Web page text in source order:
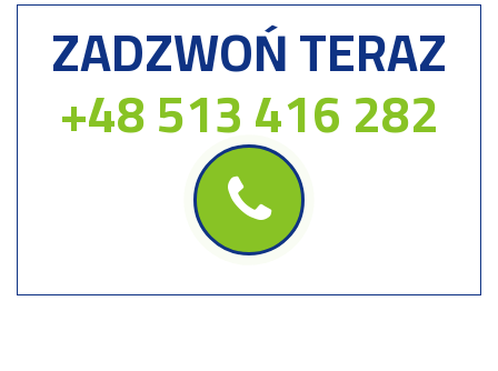
ZADZWOŃ TERAZ
+48 513 416 282